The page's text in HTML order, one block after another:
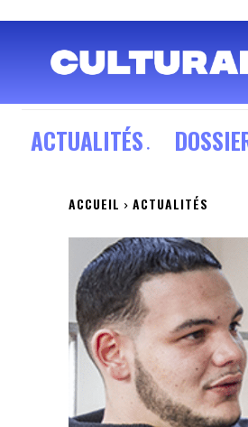
ACTUALITÉS
ACCUEIL ACTUALITÉS